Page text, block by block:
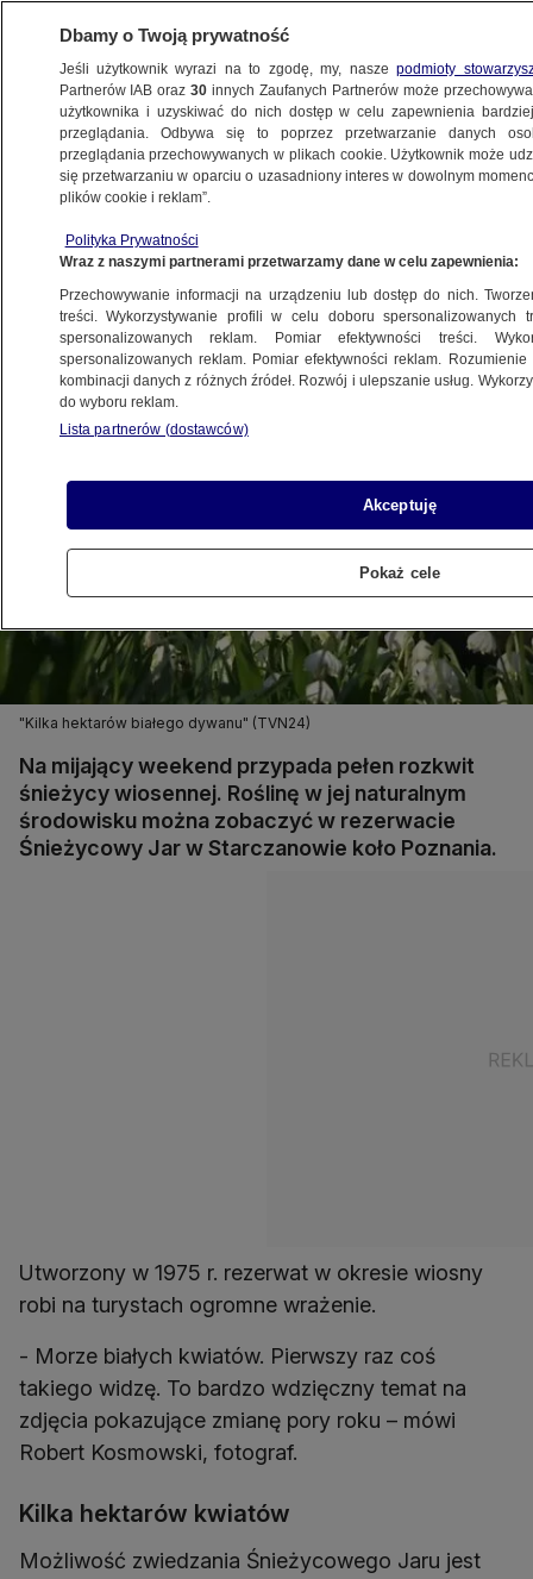
METEO
NAJNOWSZE
w Wielkopolsce
14.04.2013, 14:44
Udostępnij
"Kilka hektarów białego dywanu" (TVN24)
Na mijający weekend przypada pełen rozkwit
śnieżycy wiosennej. Roślinę w jej naturalnym
środowisku można zobaczyć w rezerwacie
Śnieżycowy Jar w Starczanowie koło Poznania.
Utworzony w 1975 r. rezerwat w okresie wiosny
robi na turystach ogromne wrażenie.
- Morze białych kwiatów. Pierwszy raz coś
takiego widzę. To bardzo wdzięczny temat na
zdjęcia pokazujące zmianę pory roku – mówi
Robert Kosmowski, fotograf.
Kilka hektarów kwiatów
Możliwość zwiedzania Śnieżycowego Jaru jest
Dbamy o Twoją prywatność
Jeśli użytkownik wyrazi na to zgodę, my, naszepodmioty
Partnerów IAB oraz30 innych Zaufanych Partnerów może
użytkownika i uzyskiwać do nich dostęp w celu zapewnienia
przeglądania. Odbywa się to poprzez przetwarzanie danych
przeglądania przechowywanych w plikach cookie. Użytkownik może
się przetwarzaniu w oparciu o uzasadniony interes w dowolnym
plików cookie i reklam”.
Polityka Prywatności
Wraz z naszymi partnerami przetwarzamy dane w celu zapewnienia:
Przechowywanie informacji na urządzeniu lub dostęp do nich.
treści. Wykorzystywanie profili w celu doboru spersonalizowanych
spersonalizowanych reklam. Pomiar efektywności treści.
spersonalizowanych reklam. Pomiar efektywności reklam.
kombinacji danych z różnych źródeł. Rozwój i ulepszanie usług.
do wyboru reklam.
Lista partnerów (dostawców)
Akceptuję
Pokaż cele